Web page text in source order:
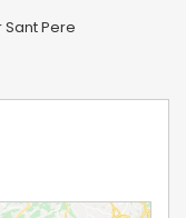
Pere